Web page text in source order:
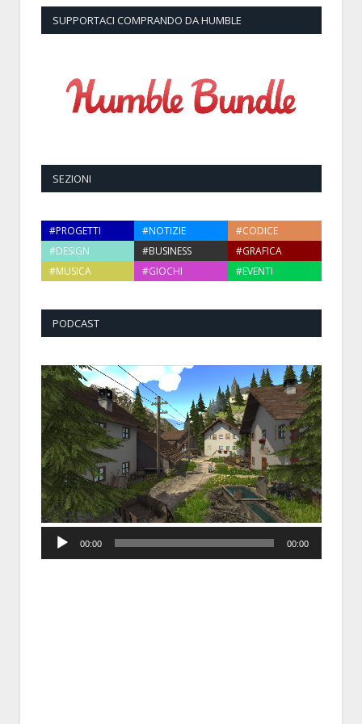
SUPPORTACI COMPRANDO DA HUMBLE
SEZIONI
#PROGETTI #NOTIZIE
#CODICE
#DESIGN
#BUSINESS
#GRAFICA
#MUSICA
#GIOCHI #EVENTI
PODCAST
Player
00:00 00:00